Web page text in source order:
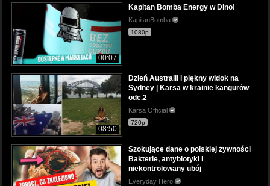
00:07
Kapitan Bomba Energy w Dino!
KapitanBomba
1080p
08:50
Dzień Australii i piękny widok na
Sydney | Karsa w krainie kangurów
odc.2
Karsa Official
720p
Szokujące dane o polskiej żywności
Bakterie, antybiotyki i
niekontrolowany ubój
Everyday Hero